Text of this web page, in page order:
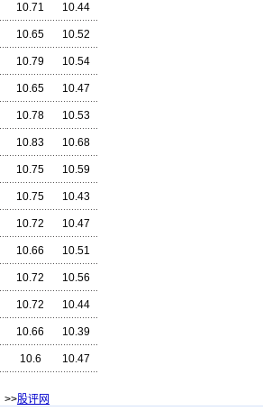
10.71 10.44
10.65 10.52
10.79 10.54
10.65 10.47
10.78 10.53
10.83 10.68
10.75 10.59
10.75 10.43
10.72 10.47
10.66 10.51
10.72 10.56
10.72 10.44
10.66 10.39
10.6 10.47
>>股评网